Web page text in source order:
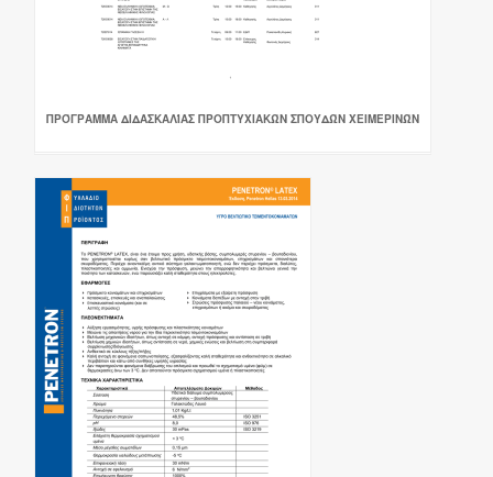
ΠΡΌΓΡΑΜΜΑ ΔΙΔΑΣΚΑΛΊΑΣ ΠΡΟΠΤΥΧΙΑΚΏΝ ΣΠΟΥΔΏΝ ΧΕΙΜΕΡΙΝΏΝ